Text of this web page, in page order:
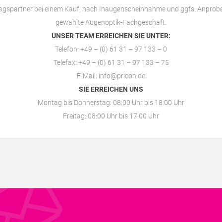
bei einem Kauf, nach Inaugenscheinnahme und ggfs.
gewählteAugenoptik-Fachgeschäft
UNSER TEAM ERREICHEN SIE UNTER:
Telefon: +49 – (0) 61 31 – 97 133 – 0
Telefax: +49 – (0) 61 31 – 97 133 – 75
E-Mail: info@pricon.de
SIE ERREICHEN UNS
Montag bis Donnerstag: 08:00 Uhr bis 18:00 Uhr
Freitag: 08:00 Uhr bis 17:00 Uhr